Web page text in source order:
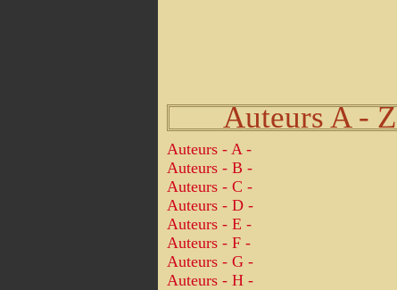
Auteurs A - Z
Auteurs - A -
Auteurs - B -
Auteurs - C -
Auteurs - D -
Auteurs - E -
Auteurs - F -
Auteurs - G -
Auteurs - H -